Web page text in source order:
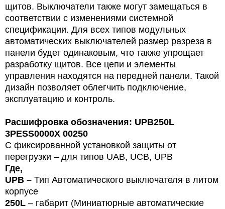
щитов. Выключатели также могут замещаться в
соответствии с изменениями системной
спецификации. Для всех типов модульных
автоматических выключателей размер разреза в
панели будет одинаковым, что также упрощает
разработку щитов. Все цепи и элементы
управления находятся на передней панели. Такой
дизайн позволяет облегчить подключение,
эксплуатацию и контроль.
Расшифровка обозначения: UPB250L
3PESS0000X 00250
С фиксированной установкой защиты от
перегрузки – для типов UAB, UCB, UPB
Где,
UPB – Тип Автоматического выключателя в литом
корпусе
250L – габарит (Миниатюрные автоматические